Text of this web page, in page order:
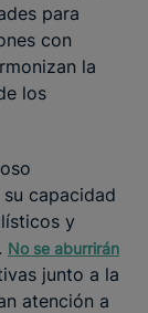
para
con
la
los
capacidad
y
No se aburrirán
junto a la
atención a